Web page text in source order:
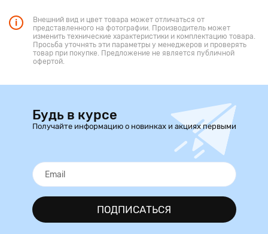
Внешний вид и цвет товара может отличаться от
представленного на фотографии. Производитель может
изменить технические характеристики и комплектацию товара.
Просьба уточнять эти параметры у менеджеров и проверять
товар при покупке. Предложение не является публичной
офертой.
Будь в курсе
Получайте информацию о новинках и акциях первыми
ПОДПИСАТЬСЯ